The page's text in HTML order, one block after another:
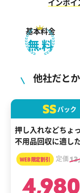
インボ
基本料金
無料
他社だと
SSパック
押し入れなどちょ
不用品回収に適し
定価
4,980